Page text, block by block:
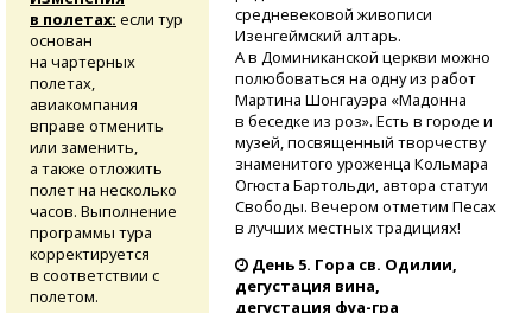
средневековой живописи
Изенгеймский алтарь.
А в Доминиканской церкви можно
полюбоваться на одну из работ
Мартина Шонгауэра «Мадонна
в беседке из роз». Есть в городе и
музей, посвященный творчеству
знаменитого уроженца Кольмара
Огюста Бартольди, автора статуи
Свободы. Вечером отметим Песах
в лучших местных традициях!
День 5. Гора св. Одилии,
дегустация вина,
дегустация фуа-гра
в полетах: если тур
основан
на чартерных
полетах,
авиакомпания
вправе отменить
или заменить,
а также отложить
полет на несколько
часов. Выполнение
программы тура
корректируется
в соответствии с
полетом.